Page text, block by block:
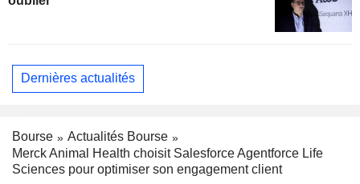
Dernières actualités
Bourse
Actualités Bourse
Merck Animal Health choisit Salesforce Agentforce Life
Sciences pour optimiser son engagement client